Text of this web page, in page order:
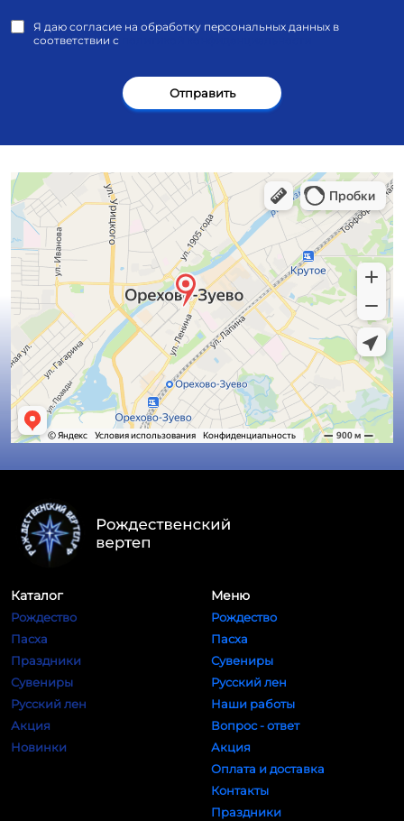
Я даю согласие на обработку персональных данных в
соответствии с
Отправить
Каталог
Рождество
Пасха
Праздники
Сувениры
Русский лен
Акция
Новинки
Меню
Рождество
Пасха
Сувениры
Русский лен
Наши работы
Вопрос - ответ
Акция
Оплата и доставка
Контакты
Праздники